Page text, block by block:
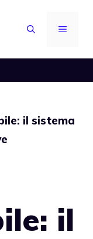
MENU
il sistema
il